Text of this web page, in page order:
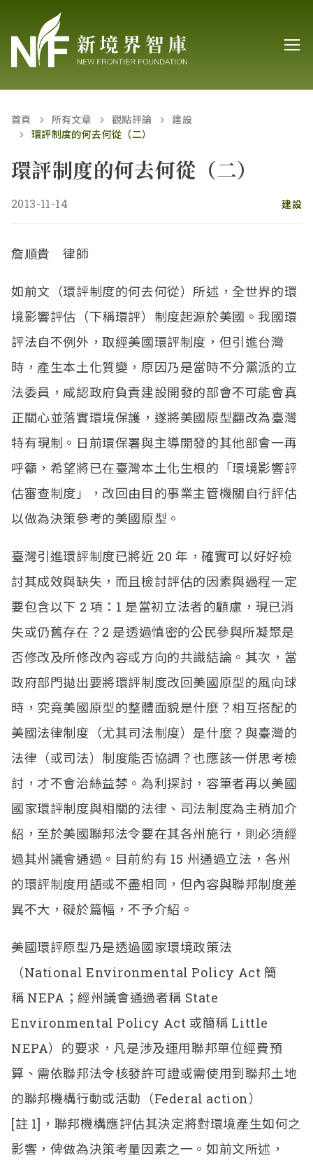
首頁 所有文章 觀點評論
建設
環評制度的何去何從（二）
環評制度的何去何從（二）
2013-11-14 建設
詹順貴 律師
如前文（環評制度的何去何從）所述，全世界的環
境影響評估（下稱環評）制度起源於美國。我國環
評法自不例外，取經美國環評制度，但引進台灣
時，產生本土化質變，原因乃是當時不分黨派的立
法委員，咸認政府負責建設開發的部會不可能會真
正關心並落實環境保護，遂將美國原型翻改為臺灣
特有現制。日前環保署與主導開發的其他部會一再
呼籲，希望將已在臺灣本土化生根的「環境影響評
估審查制度」，改回由目的事業主管機關自行評估
以做為決策參考的美國原型。
臺灣引進環評制度已將近 20年，確實可以好好檢
討其成效與缺失，而且檢討評估的因素與過程一定
要包含以下 2 項： 1 是當初立法者的顧慮，現已消
失或仍舊存在？ 2 是透過慎密的公民參與所凝聚是
否修改及所修改內容或方向的共識結論。其次，當
政府部門拋出要將環評制度改回美國原型的風向球
時，究竟美國原型的整體面貌是什麼？相互搭配的
美國法律制度（尤其司法制度）是什麼？與臺灣的
法律（或司法）制度能否協調？也應該一併思考檢
討，才不會治絲益棼。為利探討，容筆者再以美國
國家環評制度與相關的法律、司法制度為主稍加介
紹，至於美國聯邦法令要在其各州施行，則必須經
過其州議會通過。目前約有 15 州通過立法，各州
的環評制度用語或不盡相同，但內容與聯邦制度差
異不大，礙於篇幅，不予介紹。
美國環評原型乃是透過國家環境政策法
（National Environmental Policy Act簡
稱 NEPA ；經州議會通過者稱 State
Environmental Policy Act 或簡稱 Little
NEPA）的要求，凡是涉及運用聯邦單位經費預
算、需依聯邦法令核發許可證或需使用到聯邦土地
的聯邦機構行動或活動（Federal action）
[註 1] ，聯邦機構應評估其決定將對環境產生如何之
影響，俾做為決策考量因素之一。如前文所述，